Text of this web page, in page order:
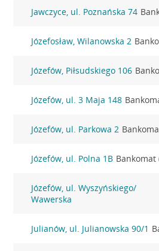
Jawczyce, ul. Poznańska 74
Józefosław, Wilanowska 2
Józefów, Piłsudskiego 106
Józefów, ul. 3 Maja 148
Józefów, ul. Parkowa 2
Józefów, ul. Polna 1B Bankomat
Józefów, ul. Wyszyńskiego/
Wawerska
Julianów, ul. Julianowska 90/1